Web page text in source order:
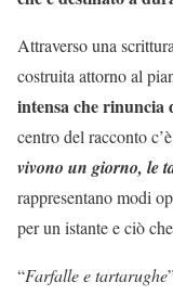
Attraverso una
costruita attorno al
intensa che rinuncia
centro del racconto
vivono un giorno, le
rappresentano modi
per un istante e ciò
“Farfalle e tartarughe